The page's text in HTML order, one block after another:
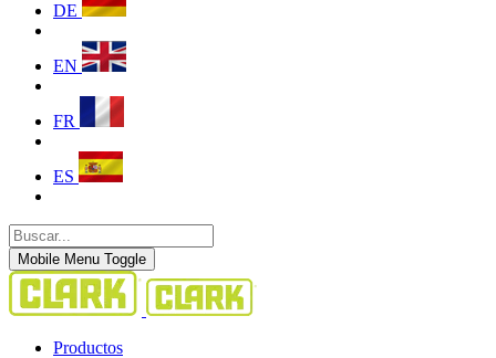
DE
EN
FR
ES
Mobile Menu Toggle
Productos